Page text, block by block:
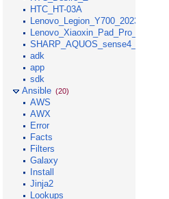
HTC_HT-03A
Lenovo_Legion_Y700_2023
Lenovo_Xiaoxin_Pad_Pro_GT_2025
SHARP_AQUOS_sense4_lite
adk
app
sdk
Ansible (20)
AWS
AWX
Error
Facts
Filters
Galaxy
Install
Jinja2
Lookups